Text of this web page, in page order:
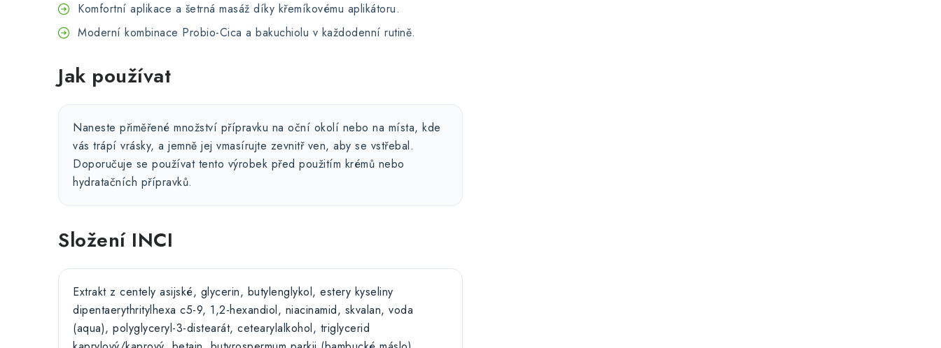
Komfortní aplikace a šetrná masáž díky křemíkovému aplikátoru.
Moderní kombinace Probio-Cica a bakuchiolu v každodenní rutině.
Jak používat
Naneste přiměřené množství přípravku na oční okolí nebo na místa, kde
vás trápí vrásky, a jemně jej vmasírujte zevnitř ven, aby se vstřebal.
Doporučuje se používat tento výrobek před použitím krémů nebo
hydratačních přípravků.
Složení INCI
Extrakt z centely asijské, glycerin, butylenglykol, estery kyseliny
dipentaerythritylhexa c5-9, 1,2-hexandiol, niacinamid, skvalan, voda
(aqua), polyglyceryl-3-distearát, cetearylalkohol, triglycerid